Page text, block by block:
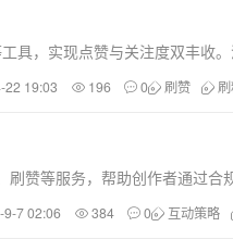
，实现点赞与关注度双丰收
22 19:03 196 0 刷赞
赞等服务，帮助创作者通过合
9-7 02:06 384 0 互动策略